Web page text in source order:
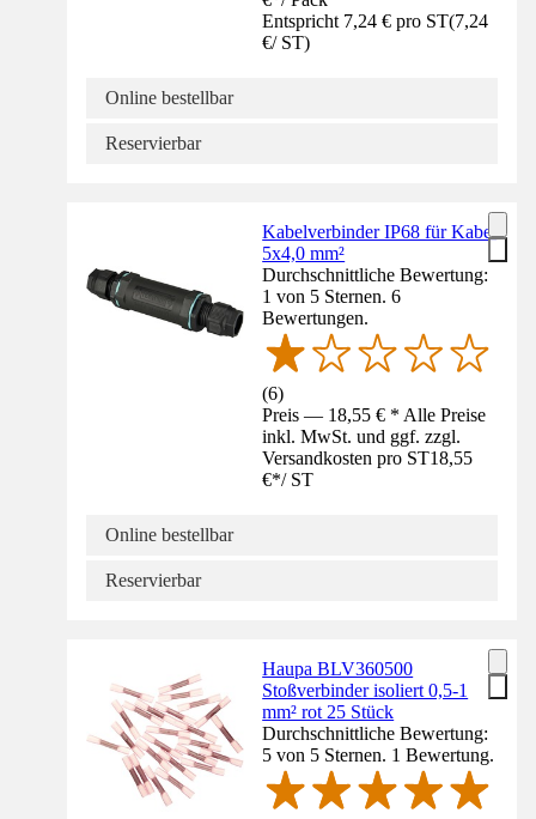
Entspricht 7,24 € pro ST(7,24
€/ ST)
Online bestellbar
Reservierbar
Kabelverbinder IP68 für Kabel
5x4,0 mm²
Durchschnittliche Bewertung:
1 von 5 Sternen. 6
Bewertungen.
(6)
Preis — 18,55 € * Alle Preise
inkl. MwSt. und ggf. zzgl.
Versandkosten pro ST18,55
€*/ ST
Online bestellbar
Reservierbar
Haupa BLV360500
Stoßverbinder isoliert 0,5-1
mm² rot 25 Stück
Durchschnittliche Bewertung:
5 von 5 Sternen. 1 Bewertung.